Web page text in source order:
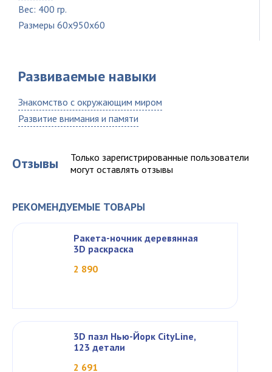
Вес: 400 гр.
Размеры 60x950x60
Развиваемые навыки
Знакомство с окружающим миром
Развитие внимания и памяти
Отзывы
Только зарегистрированные пользователи
могут оставлять отзывы
РЕКОМЕНДУЕМЫЕ ТОВАРЫ
Ракета-ночник деревянная
3D раскраска
2 890
3D пазл Нью-Йорк CityLine,
123 детали
2 691